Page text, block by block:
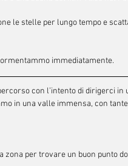
le stelle per lungo tempo e
immediatamente.
con l’intento di dirigerci in
in una valle immensa, con
zona per trovare un buon punto